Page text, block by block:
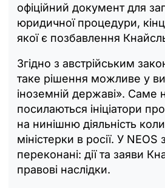
офіційний документ для
юридичної процедури,
якої є позбавлення
Згідно з австрійським
таке рішення можливе у
іноземній державі».
посилаються ініціатори
на нинішню діяльність
міністерки в росії. У
переконані: дії та заяви
правові наслідки.